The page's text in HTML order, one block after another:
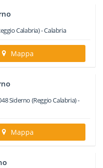
Calabria) -Calabria
Mappa
Siderno (Reggio Calabria) -
Mappa